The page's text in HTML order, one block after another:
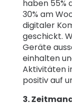
haben 55%
30% am
digitaler
geschickt.
Geräte
einhalten
Aktivitäten
positiv auf
3.